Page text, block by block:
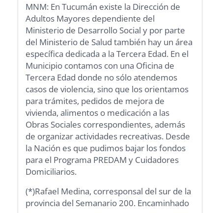
MNM: En Tucumán existe la Dirección de
Adultos Mayores dependiente del
Ministerio de Desarrollo Social y por parte
del Ministerio de Salud también hay un área
específica dedicada a la Tercera Edad. En el
Municipio contamos con una Oficina de
Tercera Edad donde no sólo atendemos
casos de violencia, sino que los orientamos
para trámites, pedidos de mejora de
vivienda, alimentos o medicación a las
Obras Sociales correspondientes, además
de organizar actividades recreativas. Desde
la Nación es que pudimos bajar los fondos
para el Programa PREDAM y Cuidadores
Domiciliarios.
(*)Rafael Medina, corresponsal del sur de la
provincia del Semanario 200. Encaminhado